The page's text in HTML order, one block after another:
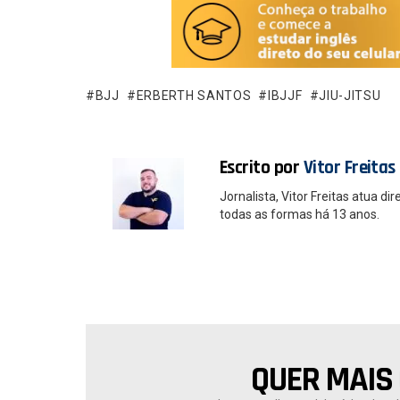
ce
b
o
o
at
s
A
p
BJJ ERBERTH SANTOS IBJJF JIU-JITSU
Escrito porVitor Freitas
Jornalista, Vitor Freitas atua
todas as formas há 13 anos.
QUER